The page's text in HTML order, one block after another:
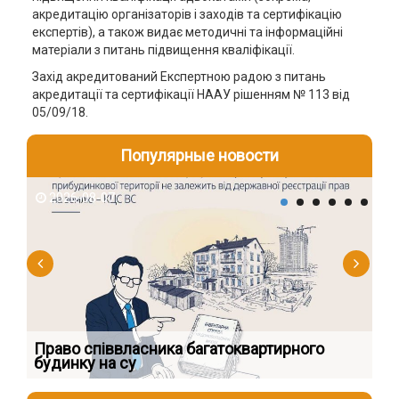
акредитацію організаторів і заходів та сертифікацію
експертів), а також видає методичні та інформаційні
матеріали з питань підвищення кваліфікації.
Захід акредитований Експертною радою з питань
акредитації та сертифікації НААУ рішенням № 113 від
05/09/18.
Популярные новости
2026-08-07
Право співвласника багатоквартирного
будинку на су